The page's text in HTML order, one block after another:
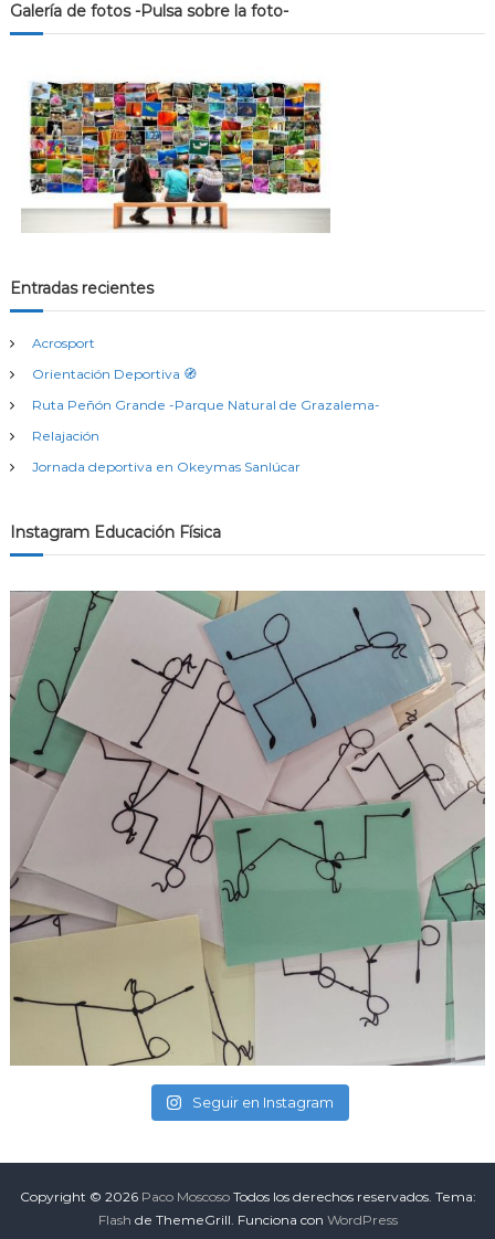
Galería de fotos -Pulsa sobre la foto-
Entradas recientes
Acrosport
Orientación Deportiva 🧭
Ruta Peñón Grande -Parque Natural de Grazalema-
Relajación
Jornada deportiva en Okeymas Sanlúcar
Instagram Educación Física
Seguir en Instagram
Copyright © 2026 Paco MoscosoTodos los derechos reservados. Tema:
Flash de ThemeGrill. Funciona con WordPress